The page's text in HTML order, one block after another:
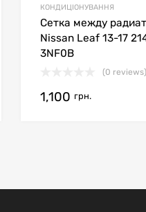
Додати в кошик
КОНДИЦІОНУВАННЯ
Сетка между
Nissan Leaf 13-17
3NF0B
(0 reviews)
1,100 грн.